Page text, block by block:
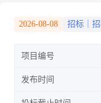
2026-08-08 招标｜
项目编号
发布时间